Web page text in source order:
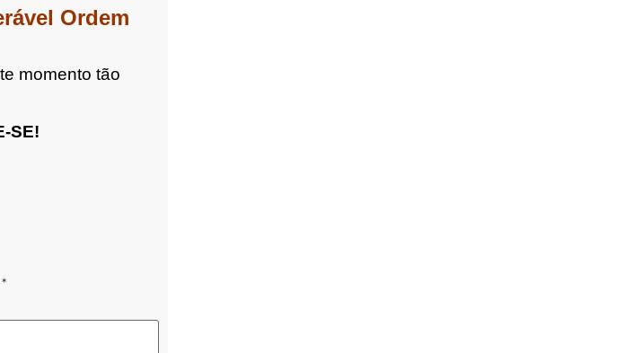
Ordem
momento tão
SE!
*